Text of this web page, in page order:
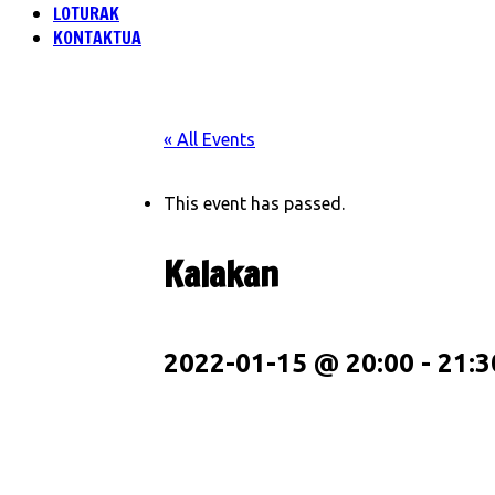
LOTURAK
KONTAKTUA
« All Events
This event has passed.
Kalakan
2022-01-15 @ 20:00 -